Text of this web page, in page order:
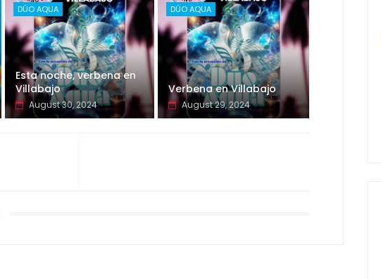
DÚO AQUA
Esta noche, verbena en
Villabajo
August 30, 2024
DÚO AQUA
Verbena en Villabajo
August 29, 2024